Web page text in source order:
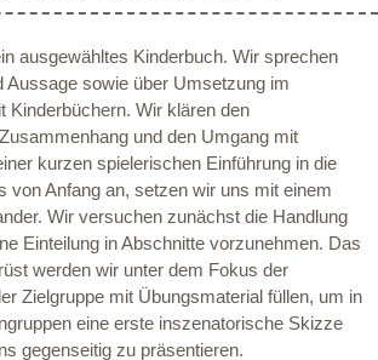
ausgewähltes Kinderbuch. Wir sprechen
Aussage sowie über Umsetzung im
Kinderbüchern. Wir klären den
und den Umgang mit
kurzen spielerischen Einführung in die
von Anfang an, setzen wir uns mit einem
Wir versuchen zunächst die Handlung
Einteilung in Abschnitte vorzunehmen. Das
werden wir unter dem Fokus der
Zielgruppe mit Übungsmaterial füllen, um in
eine erste inszenatorische Skizze
gegenseitig zu präsentieren.